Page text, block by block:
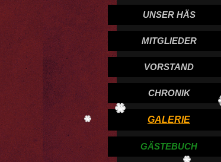
UNSER HÄS
MITGLIEDER
VORSTAND
CHRONIK
GALERIE
GÄSTEBUCH